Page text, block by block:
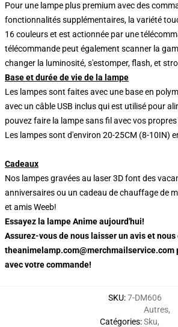
Pour une lampe plus premium avec des
fonctionnalités supplémentaires, la variété
16 couleurs et est actionnée par une
télécommande peut également scanner la
changer la luminosité, s'estomper, flash, et
Base et durée de vie de la lampe
Les lampes sont faites avec une base en
avec un câble USB inclus qui est utilisé pour
pouvez faire la lampe sans fil avec vos
Les lampes sont d'environ 20-25CM (8-10IN)
Cadeaux
Nos lampes gravées au laser 3D font des
anniversaires ou un cadeau de chauffage de
et amis Weeb!
Essayez la lampe Anime aujourd'hui!
Assurez-vous de nous laisser un avis et
theanimelamp.com@merchmailservice.com
avec votre commande!
SKU:7-DM606
Catégories:
Autres,
Sku,